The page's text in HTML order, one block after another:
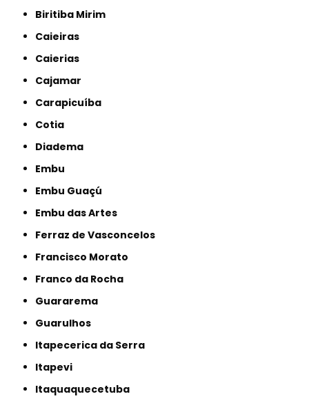
Biritiba Mirim
Caieiras
Caierias
Cajamar
Carapicuíba
Cotia
Diadema
Embu
Embu Guaçú
Embu das Artes
Ferraz de Vasconcelos
Francisco Morato
Franco da Rocha
Guararema
Guarulhos
Itapecerica da Serra
Itapevi
Itaquaquecetuba